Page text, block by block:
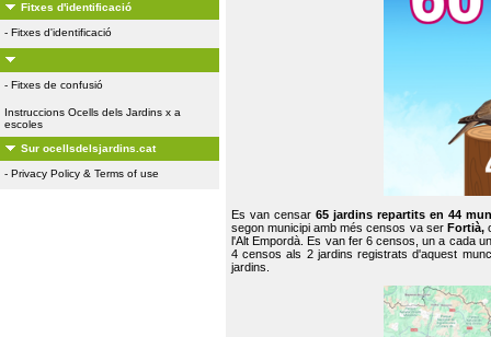
Fitxes d'identificació
- Fitxes d'identificació
- Fitxes de confusió
Instruccions Ocells dels Jardins x a
escoles
Sur ocellsdelsjardins.cat
- Privacy Policy & Terms of use
Es van censar65 jardins repartits en 44
segon municipi amb més censos va ser Fortià,
l'Alt Empordà. Es van fer 6 censos, un a cada
4 censos als 2 jardins registrats d'aquest
jardins.